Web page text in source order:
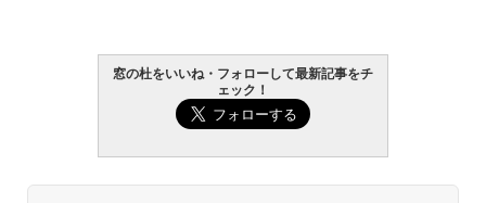
Robloxギフトカード - 1000 Robux 【限
定バーチャルアイテムを含む】 【オンラ
ラインコード版
1冊ですべて身につくHTML & CSSとWe
bデザイン入門講座［第2版］
￥16,980
Kindle Paperwhite シグニチャーエディ
るさ自動調整、色調調節ライト、12週間
窓の杜をいいね・フォローして最新記事をチ
ェック！